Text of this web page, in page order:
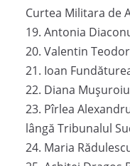
Curtea Militara de
19. Antonia
20. Valentin
21. Ioan
22. Diana
23. Pîrlea
lângă Tribunalul
24. Maria